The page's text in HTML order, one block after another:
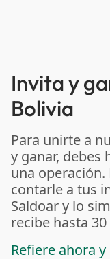
Invita y
Bolivia
Para unirte a
y ganar, debes
una
contarle a tus
Saldoar y lo
recibe hasta
Refiere ahora y